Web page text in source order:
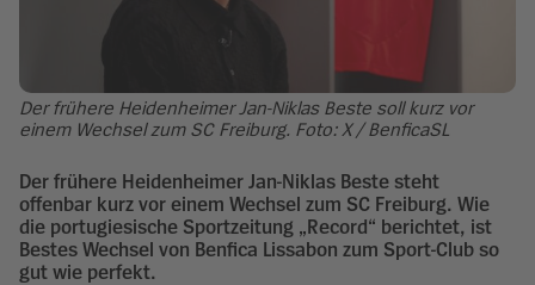
Der frühere Heidenheimer Jan-Niklas Beste soll kurz vor
einem Wechsel zum SC Freiburg. Foto: X / BenficaSL
Der frühere Heidenheimer Jan-Niklas Beste steht
offenbar kurz vor einem Wechsel zum SC Freiburg. Wie
die portugiesische Sportzeitung „Record“ berichtet, ist
Bestes Wechsel von Benfica Lissabon zum Sport-Club so
gut wie perfekt.